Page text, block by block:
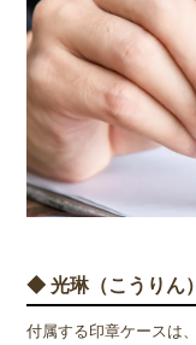
◆ 光琳（こうりん
付属する印章ケースは